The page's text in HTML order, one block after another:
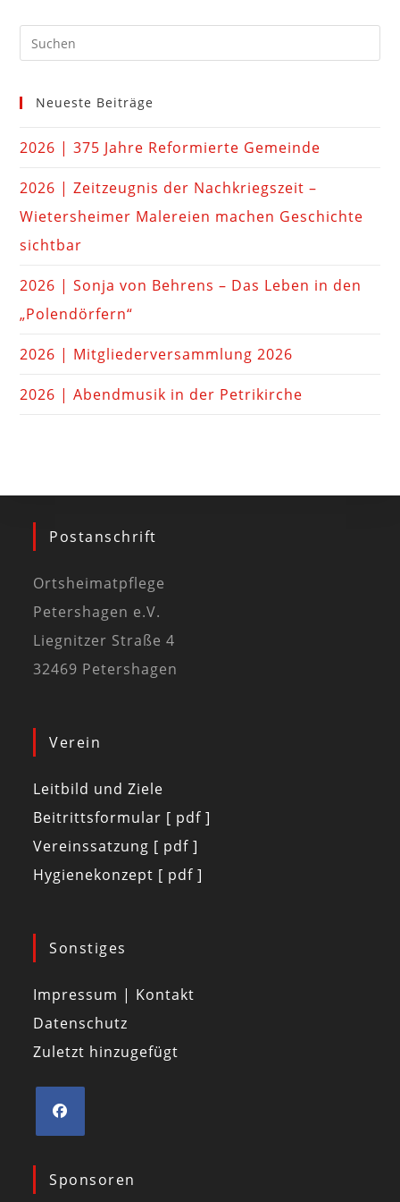
Neueste Beiträge
2026 | 375 Jahre Reformierte Gemeinde
2026 | Zeitzeugnis der Nachkriegszeit –
Wietersheimer Malereien machen Geschichte
sichtbar
2026 | Sonja von Behrens – Das Leben in den
„Polendörfern“
2026 | Mitgliederversammlung 2026
2026 | Abendmusik in der Petrikirche
Postanschrift
Ortsheimatpflege
Petershagen e.V.
Liegnitzer Straße 4
32469 Petershagen
Verein
Leitbild und Ziele
Beitrittsformular [ pdf ]
Vereinssatzung [ pdf ]
Hygienekonzept [ pdf ]
Sonstiges
Impressum | Kontakt
Datenschutz
Zuletzt hinzugefügt
Sponsoren